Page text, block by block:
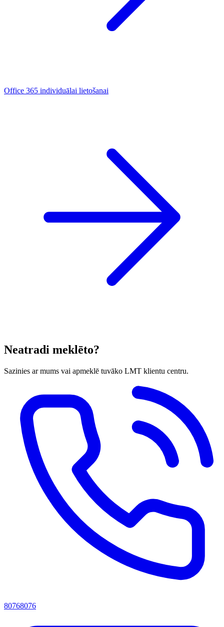
Office 365 individuālai lietošanai
Neatradi meklēto?
Sazinies ar mums vai apmeklē tuvāko LMT klientu centru.
80768076